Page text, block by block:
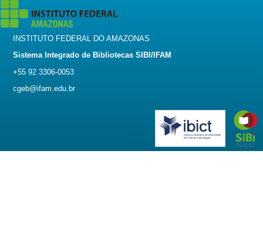
INSTITUTO FEDERAL DO AMAZONAS
Sistema Integrado de Bibliotecas SIBI/IFAM
+55 92 3306-0053
cgeb@ifam.edu.br